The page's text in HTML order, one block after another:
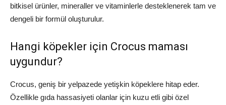
bitkisel ürünler, mineraller ve vitaminlerle desteklenerek tam ve
dengeli bir formül oluşturulur.
Hangi köpekler için Crocus maması
uygundur?
Crocus, geniş bir yelpazede yetişkin köpeklere hitap eder.
Özellikle gıda hassasiyeti olanlar için kuzu etli gibi özel